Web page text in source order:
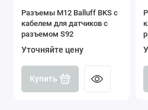
Разъемы M12 Balluff BKS с
кабелем для датчиков с
разъемом S92
Уточняйте цену
Купить